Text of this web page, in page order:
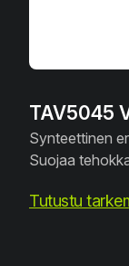
TAV5045
Synteettinen
Suojaa
Tutustu